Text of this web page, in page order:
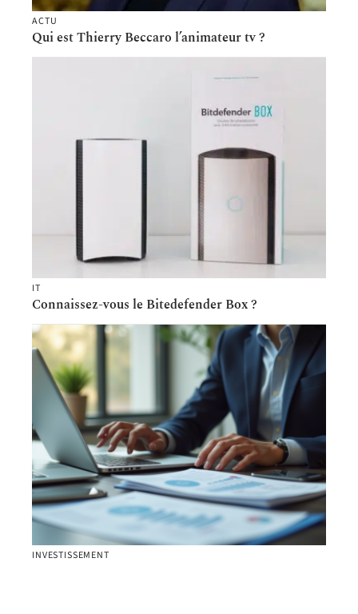
ACTU
Qui est Thierry Beccaro l’animateur tv ?
IT
Connaissez-vous le Bitedefender Box ?
INVESTISSEMENT